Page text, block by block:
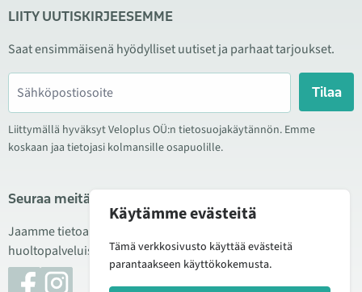
LIITY UUTISKIRJEESEMME
Saat ensimmäisenä hyödylliset uutiset ja parhaat tarjoukset.
Tilaa
Liittymällä hyväksyt Veloplus OÜ:n tietosuojakäytännön. Emme
koskaan jaa tietojasi kolmansille osapuolille.
Seuraa meitä sosiaalisessa mediassa
Jaamme tietoa hyvistä tarjouksista, uusista tuotteista ja
huoltopalveluista. Joskus julkaisemme myös tuote-esittelyjä.
Käytämme evästeitä
Tämä verkkosivusto käyttää evästeitä
parantaakseen käyttökokemusta.